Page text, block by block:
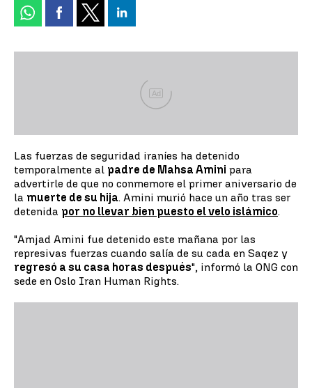
Ad
Las fuerzas de seguridad iraníes ha detenido
temporalmente al padre de Mahsa Amini para
advertirle de que no conmemore el primer aniversario de
la muerte de su hija. Amini murió hace un año tras ser
detenida por no llevar bien puesto el velo islámico.
"Amjad Amini fue detenido este mañana por las
represivas fuerzas cuando salía de su cada en Saqez y
regresó a su casa horas después", informó la ONG con
sede en Oslo Iran Human Rights.